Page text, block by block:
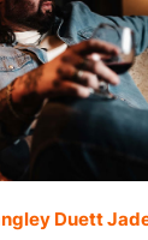
Duett